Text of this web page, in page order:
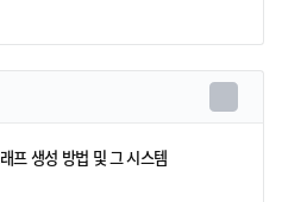
프 생성 방법 및 그 시스템